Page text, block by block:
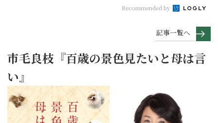
Recommended by
記事一覧へ
市毛良枝『百歳の景色見たいと母は言
い』